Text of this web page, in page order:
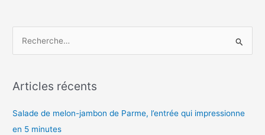
h
r
c
Articles récents
Salade de melon-jambon de Parme, l’entrée qui impressionne
en 5 minutes